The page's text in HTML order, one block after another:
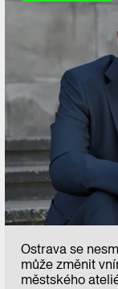
Ostrava se
může změnit
městského